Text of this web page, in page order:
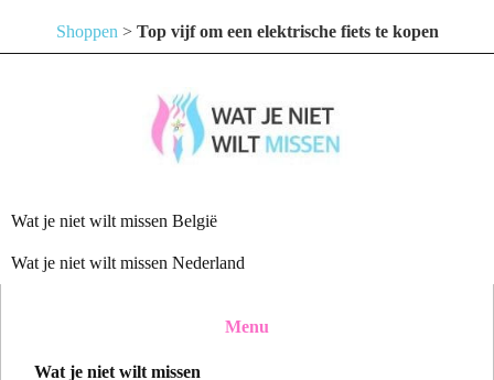
Shoppen > Top vijf om een elektrische fiets te kopen
Wat je niet wilt missen België
Wat je niet wilt missen Nederland
Menu
Wat je niet wilt missen